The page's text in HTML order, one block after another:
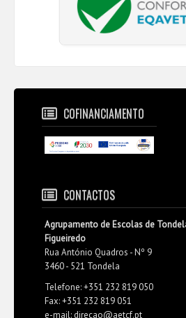
COFINANCIAMENTO
CONTACTOS
Agrupamento de Escolas de
Figueiredo
Rua António Quadros - Nº 9
3460 - 521 Tondela
Telefone: +351 232 819 050
Fax: +351 232 819 051
e-mail: direcao@aetcf.pt